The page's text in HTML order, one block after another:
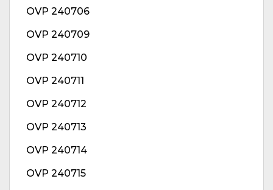
OVP 240706
OVP 240709
OVP 240710
OVP 240711
OVP 240712
OVP 240713
OVP 240714
OVP 240715